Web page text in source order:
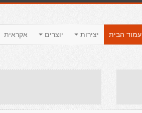
אקראית יוצרים יצירות
עמוד הבית